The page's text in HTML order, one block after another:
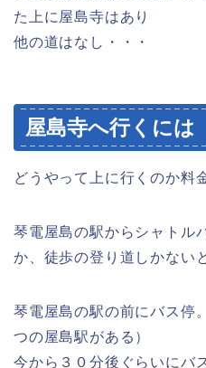
た上に屋島寺はあり
他の道はなし・・・
屋島寺へ行くには
どうやって上に行くのか料
琴電屋島の駅からシャトル
か、徒歩の登り道しかない
琴電屋島の駅の前にバス停
つの屋島駅がある）
今から３０分後ぐらいにバ